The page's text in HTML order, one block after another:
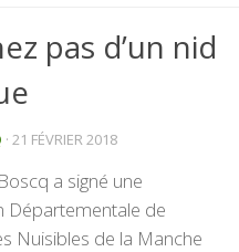
pas d’un nid
· 21 FÉVRIER 2018
a signé une
Départementale de
Nuisibles de la Manche